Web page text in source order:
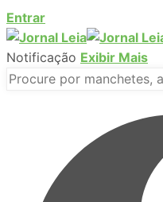
Entrar
Notificação Exibir Mais